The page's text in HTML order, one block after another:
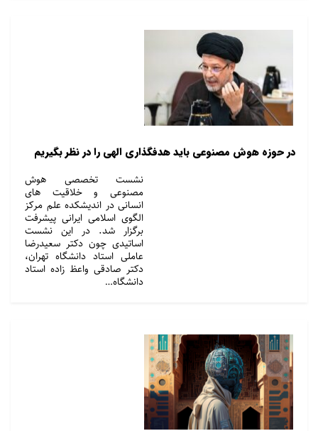
در حوزه هوش مصنوعی باید هدفگذاری الهی را در نظر بگیریم
نشست تخصصی هوش
مصنوعی و خلاقیت های
انسانی در اندیشکده علم مرکز
الگوی اسلامی ایرانی پیشرفت
برگزار شد. در این نشست
اساتیدی چون دکتر سعیدرضا
عاملی استاد دانشگاه تهران،
دکتر صادقی واعظ زاده استاد
دانشگاه…